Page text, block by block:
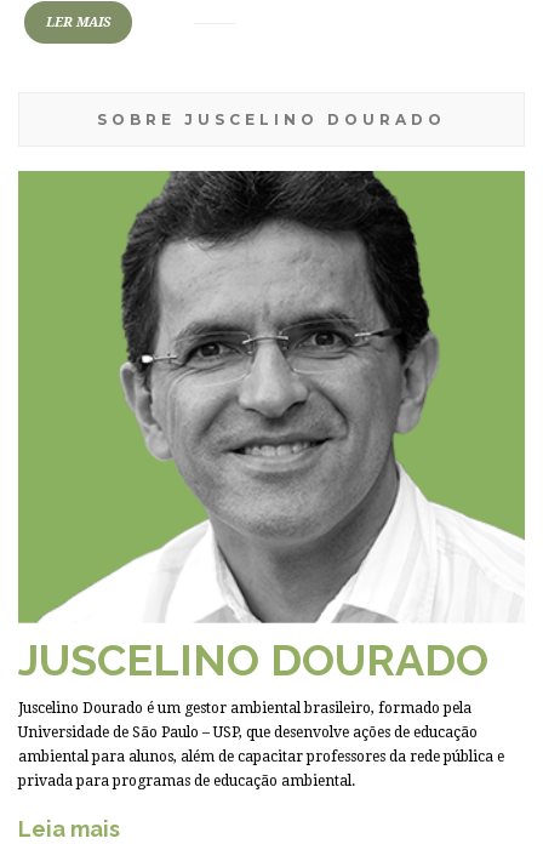
LER MAIS
SOBRE JUSCELINO DOURADO
JUSCELINO DOURADO
Juscelino Dourado é um gestor ambiental brasileiro, formado pela
Universidade de São Paulo – USP, que desenvolve ações de educação
ambiental para alunos, além de capacitar professores da rede pública e
privada para programas de educação ambiental.
Leia mais